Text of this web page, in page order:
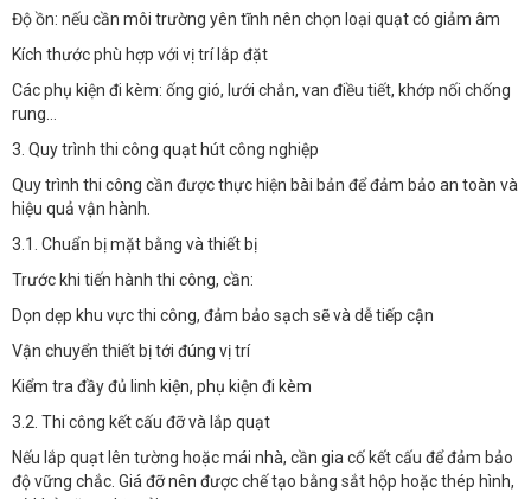
Độ ồn: nếu cần môi trường yên tĩnh nên chọn loại quạt có giảm âm
Kích thước phù hợp với vị trí lắp đặt
Các phụ kiện đi kèm: ống gió, lưới chắn, van điều tiết, khớp nối chống
rung…
3. Quy trình thi công quạt hút công nghiệp
Quy trình thi công cần được thực hiện bài bản để đảm bảo an toàn và
hiệu quả vận hành.
3.1. Chuẩn bị mặt bằng và thiết bị
Trước khi tiến hành thi công, cần:
Dọn dẹp khu vực thi công, đảm bảo sạch sẽ và dễ tiếp cận
Vận chuyển thiết bị tới đúng vị trí
Kiểm tra đầy đủ linh kiện, phụ kiện đi kèm
3.2. Thi công kết cấu đỡ và lắp quạt
Nếu lắp quạt lên tường hoặc mái nhà, cần gia cố kết cấu để đảm bảo
độ vững chắc. Giá đỡ nên được chế tạo bằng sắt hộp hoặc thép hình,